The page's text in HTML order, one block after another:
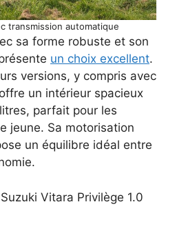
transmission automatique
sa forme robuste et son
un choix excellent.
versions, y compris avec
un intérieur spacieux
parfait pour les
jeune. Sa motorisation
un équilibre idéal entre
Suzuki Vitara Privilège 1.0